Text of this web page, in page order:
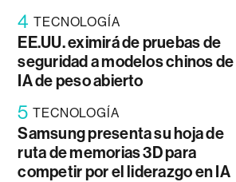
4 TECNOLOGÍA
EE.UU. eximirá de pruebas de
seguridad a modelos chinos de
IA de peso abierto
5 TECNOLOGÍA
Samsung presenta su hoja de
ruta de memorias 3D para
competir por el liderazgo en IA